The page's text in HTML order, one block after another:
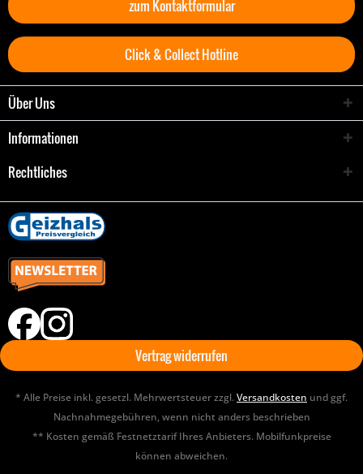
zum Kontaktformular
Click & Collect Hotline
Über Uns
Informationen
Rechtliches
Vertrag widerrufen
* Alle Preise inkl. gesetzl. Mehrwertsteuer zzgl.Versandkosten und ggf.
Nachnahmegebühren, wenn nicht anders beschrieben
** Kosten gemäß Festnetztarif Ihres Anbieters. Mobilfunkpreise
können abweichen.